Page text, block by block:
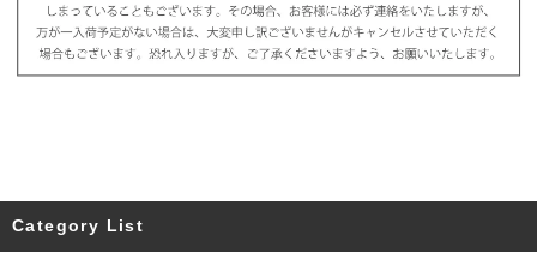
Category List